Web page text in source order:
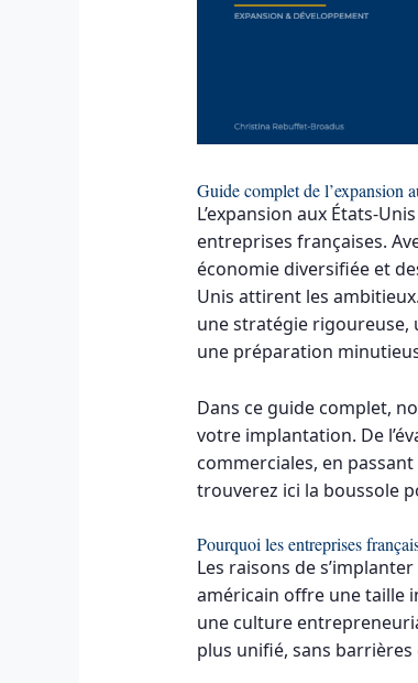
Guide complet de l’expansion
L’expansion aux États-
entreprises françaises.
économie diversifiée et
Unis attirent les
une stratégie
une préparation
Dans ce guide complet,
votre implantation. De
commerciales, en
trouverez ici la boussole
Pourquoi les entreprises
Les raisons de
américain offre une taille
une culture
plus unifié, sans